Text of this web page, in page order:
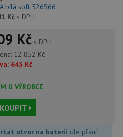
bílá soft 526966
Kčs DPH
Kč s DPH
12 852 Kč
643 Kč
U VÝROBCE
otvor na baterii dle přání